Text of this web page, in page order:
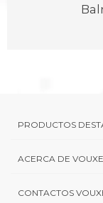
PRODUCTOS
ACERCA DE
CONTACTOS